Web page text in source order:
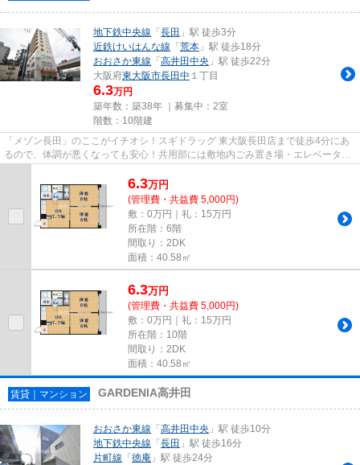
地下鉄中央線 「長田 」駅 徒歩3分
近鉄けいはんな線 「荒本 」駅 徒歩18分
おおさか東線 「高井田中央 」駅 徒歩22分
大阪府東大阪市長田中 １丁目
6.3万円
築年数：築38年 ｜募集中： 2室
階数：10階建
「メゾン長田」のここがイチオシ！スギドラッグ 東大阪長田店まで徒歩4分にあ
るので、体調が悪くなっても安心！共用部には敷地内ごみ置き場・エレベータな
どが備わっておりとても充実...
6.3万円
(管理費・共益費 5,000円)
敷：0万円｜礼：15万円
所在階：6階
間取り：2DK
面積：40.58㎡
6.3万円
(管理費・共益費 5,000円)
敷：0万円｜礼：15万円
所在階：10階
間取り：2DK
面積：40.58㎡
賃貸｜マンション GARDENIA高井田
おおさか東線 「高井田中央 」駅 徒歩10分
地下鉄中央線 「長田 」駅 徒歩16分
片町線 「徳庵 」駅 徒歩24分